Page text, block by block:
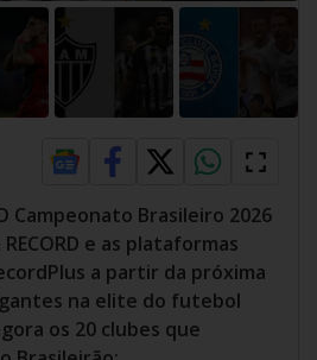
Campeonato Brasileiro 2026
e as plataformas
a partir da próxima
na elite do futebol
os 20 clubes que